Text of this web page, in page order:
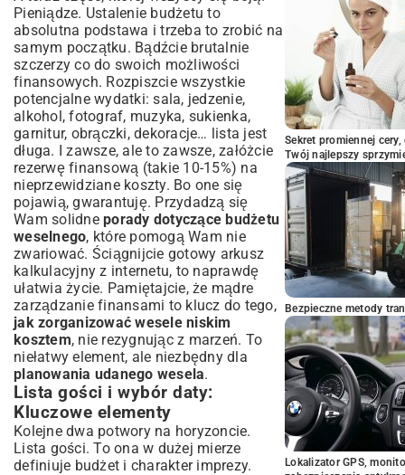
Wskazówki na dzień ślubu: Chwytaj każdą
chwilę
Pieniądze. Ustalenie budżetu to
absolutna podstawa i trzeba to zrobić na
samym początku. Bądźcie brutalnie
szczerzy co do swoich możliwości
finansowych. Rozpiszcie wszystkie
potencjalne wydatki: sala, jedzenie,
alkohol, fotograf, muzyka, sukienka,
garnitur, obrączki, dekoracje… lista jest
długa. I zawsze, ale to zawsze, załóżcie
rezerwę finansową (takie 10-15%) na
nieprzewidziane koszty. Bo one się
pojawią, gwarantuję. Przydadzą się
Wam solidne porady dotyczące budżetu
weselnego, które pomogą Wam nie
zwariować. Ściągnijcie gotowy arkusz
kalkulacyjny z internetu, to naprawdę
ułatwia życie. Pamiętajcie, że mądre
zarządzanie finansami to klucz do tego,
jak zorganizować wesele niskim
kosztem, nie rezygnując z marzeń. To
niełatwy element, ale niezbędny dla
planowania udanego wesela.
Lista gości i wybór daty:
Kluczowe elementy
Kolejne dwa potwory na horyzoncie.
Lista gości. To ona w dużej mierze
definiuje budżet i charakter imprezy.
Sekret promiennej
Twój najlepszy
Bezpieczne metody
Lokalizator GPS,